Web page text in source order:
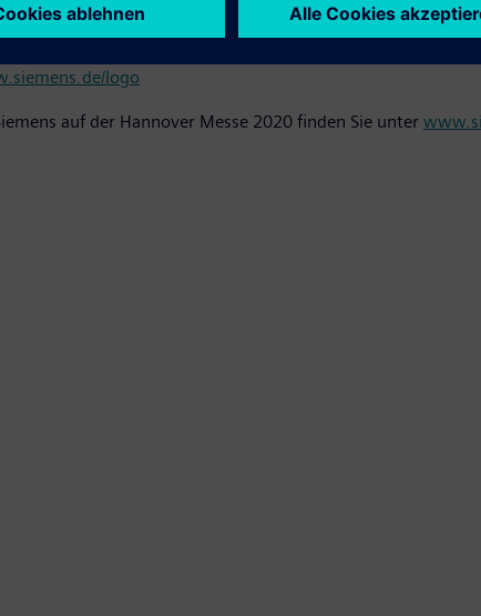
logo
auf der Hannover Messe 2020 finden Sie unter